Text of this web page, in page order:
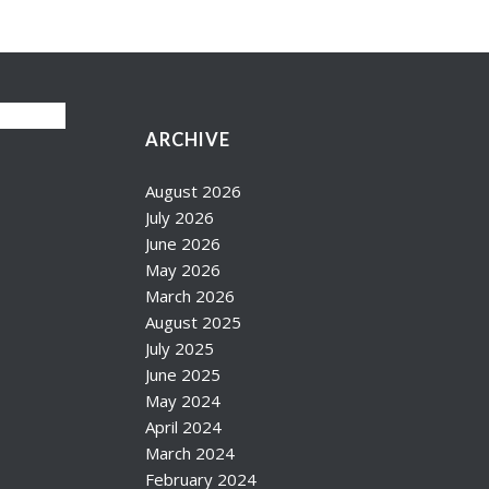
ARCHIVE
August 2026
July 2026
June 2026
May 2026
March 2026
August 2025
July 2025
June 2025
May 2024
April 2024
March 2024
February 2024